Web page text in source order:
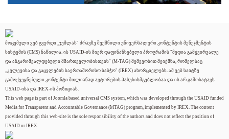
მოცემული ვებ გვერდი „ჯუმლას" ძრავზე შექმნილი უნივერსალური კონტენტის მენეჯმენტის
სისტემის (CMS) ნაწილია. ის USAID-ის მიერ დაფინანსებული პროგრამის "მედია გამჭვირვალე
და ანგარიშვალდებული მმართველობისთვის" (M-TAG) მეშვეობით შეიქმნა, რომელსაც
„კვლევისა და გაცვლების საერთაშორისო საბჭო" (IREX) ახორციელებს. ამ ვებ საიტზე
გამოქვეყნებული კონტენტი მთლიანად ავტორების პასუხისმგებლობაა და ის არ გამოხატავს
USAID-ისა და IREX-ის პოზიციას.
This web page is part of Joomla based universal CMS system, which was developed through the USAID funded
Media for Transparent and Accountable Governance (MTAG) program, implemented by IREX. The content
provided through this web-site is the sole responsibility of the authors and does not reflect the position of
USAID or IREX.